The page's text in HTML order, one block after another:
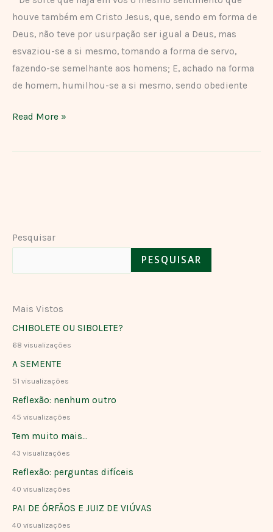
houve também em Cristo Jesus, que, sendo em forma de
Deus, não teve por usurpação ser igual a Deus, mas
esvaziou-se a si mesmo, tomando a forma de servo,
fazendo-se semelhante aos homens; E, achado na forma
de homem, humilhou-se a si mesmo, sendo obediente
Read More »
Pesquisar
PESQUISAR
Mais Vistos
CHIBOLETE OU SIBOLETE?
68 visualizações
A SEMENTE
51 visualizações
Reflexão: nenhum outro
45 visualizações
Tem muito mais…
43 visualizações
Reflexão: perguntas difíceis
40 visualizações
PAI DE ÓRFÃOS E JUIZ DE VIÚVAS
40 visualizações